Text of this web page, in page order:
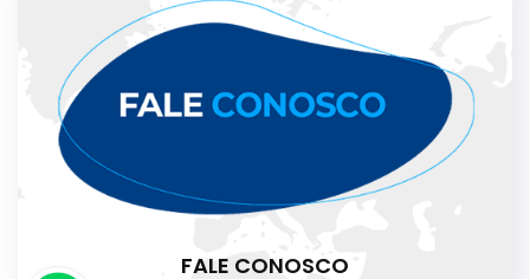
FALE CONOSCO